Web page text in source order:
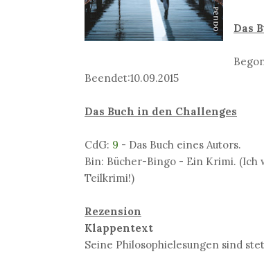
Das
Beendet:10.09.2015
Das Buch in den Challenges
CdG: 9 - Das Buch eines Autors.
Bin: Bücher-Bingo - Ein Krimi. (Ich
Teilkrimi!)
Rezension
Klappentext
Seine Philosophielesungen sind